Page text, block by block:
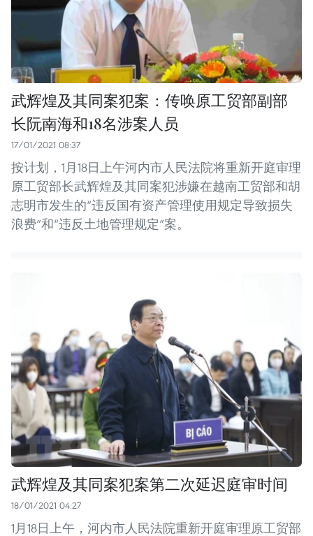
武辉煌及其同案犯案：传唤原工贸部副部
长阮南海和18名涉案人员
17/01/2021 08:37
按计划，1月18日上午河内市人民法院将重新开庭审理
原工贸部长武辉煌及其同案犯涉嫌在越南工贸部和胡
志明市发生的“违反国有资产管理使用规定导致损失
浪费”和“违反土地管理规定”案。
武辉煌及其同案犯案第二次延迟庭审时间
18/01/2021 04:27
1月18日上午，河内市人民法院重新开庭审理原工贸部